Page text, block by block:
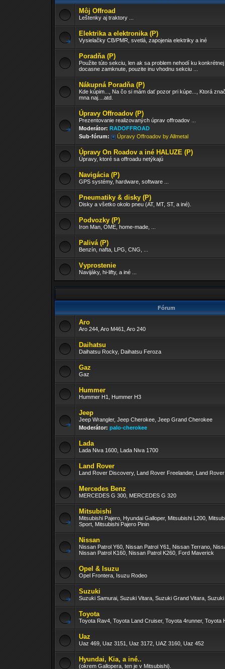
Môj Offroad
Leštenky aj traktory ...
Elektrika a elektronika (P)
Vysielačky CB/PMR, svetlá, zapojenia elektriky a iné
Poradňa (P)
Použite túto sekciu, len ak sa problem nehodí ku
docasne zamknute, pouzite inu vhodnu sekciu ...
Nákupná Poradňa (P)
Kde kúpim..., Na čo si mám dať pozor pri kúpe..., Ktorá
mna naj....atd.
Úpravy Offroadov (P)
Prezentovanie realizovaných úprav offroadov ...
Moderátor: RADOFFROAD
Sub-fórum:
Úpravy Offroadov by Allmetal
Úpravy On Roadov a iné HALUZE (P)
Úpravy, ktoré sa offroadu netýkajú
Navigácia (P)
GPS systémy, hardware, software ...
Pneumatiky & disky (P)
Disky a všetko okolo pneu (AT, MT, ST, a iné).
Podvozky (P)
Iron Man, OME, home-made, ...
Palivá (P)
Benzín, nafta, LPG, CNG, ...
Vyprostenie
Navijáky, hi-lifty, a iné ...
Fórum
Aro
Aro 244, Aro M461, Aro 240
Daihatsu
Daihatsu Rocky, Daihatsu Feroza
Gaz
Gaz
Hummer
Hummer H1, Hummer H3
Jeep
Jeep Wrangler, Jeep Cherokee, Jeep Grand Cherokee
Moderátor: palo-cherokee
Lada
Lada Niva 1600, Lada Niva 1700
Land Rover
Land Rover Discovery, Land Rover Freelander, Land
Mercedes Benz
MERCEDES G 300, MERCEDES G 320
Mitsubishi
Mitsubishi Pajero, Hyundai Galloper, Mitsubishi L200,
Sport, Mitsubishi Pajero Pinin
Nissan
Nissan Patrol Y60, Nissan Patrol Y61, Nissan Terrano,
Nissan Patrol K160, Nissan Patrol K260, Ford Maverick
Opel & Isuzu
Opel Frontera, Isuzu Rodeo
Suzuki
Suzuki Samurai, Suzuki Vitara, Suzuki Grand Vitara,
Toyota
Toyota Rav4, Toyota Land Cruiser, Toyota 4runner, Toyota
Uaz
Uaz 469, Uaz 3151, Uaz 3172, UAZ 3160, Uaz 452
Hyundai, Kia, a iné..
(okrem Gallopera, ten je v Mitsubishi).